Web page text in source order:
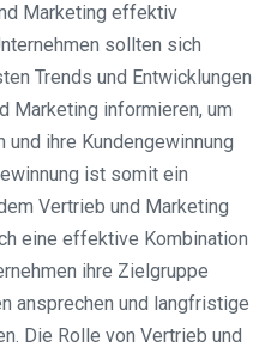
Marketing effektiv
sollten sich
Trends und Entwicklungen
Marketing informieren, um
ihre Kundengewinnung
ist somit ein
Vertrieb und Marketing
eine effektive Kombination
ihre Zielgruppe
ansprechen und langfristige
Die Rolle von Vertrieb und